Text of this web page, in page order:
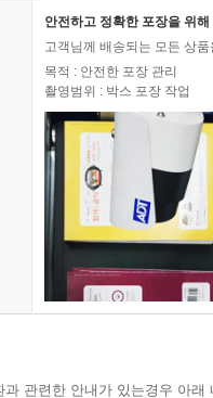
안전하고 정확한 포장을 위
고객님께 배송되는 모든 상
목적 : 안전한 포장 관리
촬영범위 : 박스 포장 작업
관련한 안내가 있는경우 아